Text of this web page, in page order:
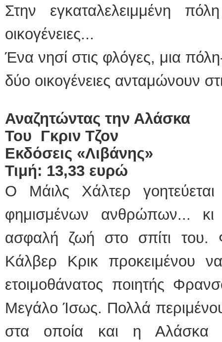
Στην εγκαταλελειμμένη
οικογένειες...
Ένα νησί στις φλόγες, μια
δύο οικογένειες ανταμώνουν
Αναζητώντας την Αλάσκα
Του Γκριν Τζον
Εκδόσεις «Λιβάνης»
Τιμή: 13,33 ευρώ
Ο Μάιλς Χάλτερ
φημισμένων ανθρώπων... κι
ασφαλή ζωή στο σπίτι του.
Κάλβερ Κρικ προκειμένου
ετοιμοθάνατος ποιητής
Μεγάλο Ίσως. Πολλά
στα οποία και η Αλάσκα